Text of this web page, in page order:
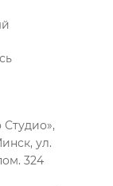
ул.
324